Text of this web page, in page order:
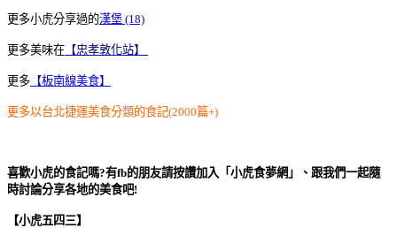
更多小虎分享過的漢堡 (18)
更多美味在 【忠孝敦化站】
更多 【板南線美食】
更多以台北捷運美食分類的食記(2000篇+)
喜歡小虎的食記嗎?有fb的朋友請按讚加入「小虎食夢網」、跟我們一起隨
時討論分享各地的美食吧!
【小虎五四三】